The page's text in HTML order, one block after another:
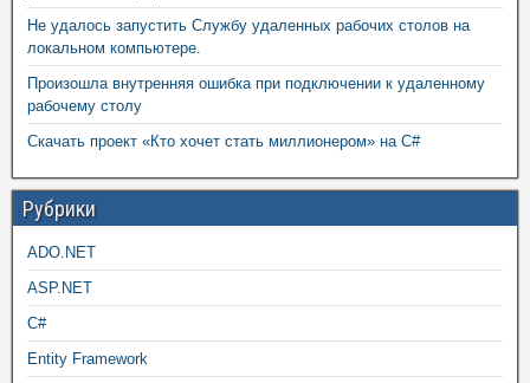
Не удалось запустить Службу удаленных рабочих столов на
локальном компьютере.
Произошла внутренняя ошибка при подключении к удаленному
рабочему столу
Скачать проект «Кто хочет стать миллионером» на C#
Рубрики
ADO.NET
ASP.NET
C#
Entity Framework